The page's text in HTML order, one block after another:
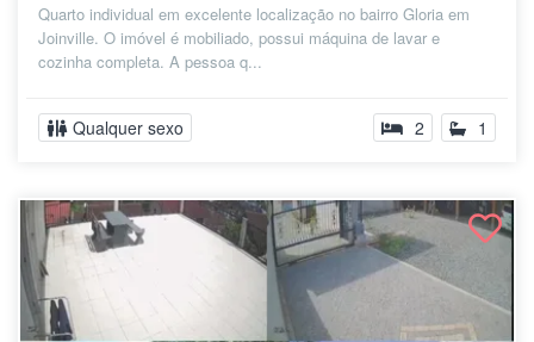
Quarto individual em excelente localização no bairro Gloria em
Joinville. O imóvel é mobiliado, possui máquina de lavar e
cozinha completa. A pessoa q...
Qualquer sexo 2 1